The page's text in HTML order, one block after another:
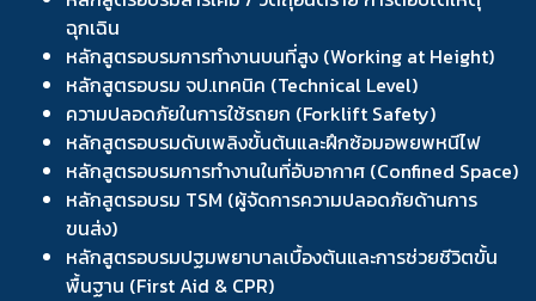
ฉุกเฉิน
หลักสูตรอบรมการทำงานบนที่สูง (Working at Height)
หลักสูตรอบรม จป.เทคนิค (Technical Level)
ความปลอดภัยในการใช้รถยก (Forklift Safety)
หลักสูตรอบรมดับเพลิงขั้นต้นและฝึกซ้อมอพยพหนีไฟ
หลักสูตรอบรมการทำงานในที่อับอากาศ (Confined Space)
หลักสูตรอบรม TSM (ผู้จัดการความปลอดภัยด้านการ
ขนส่ง)
หลักสูตรอบรมปฐมพยาบาลเบื้องต้นและการช่วยชีวิตขั้น
พื้นฐาน (First Aid & CPR)